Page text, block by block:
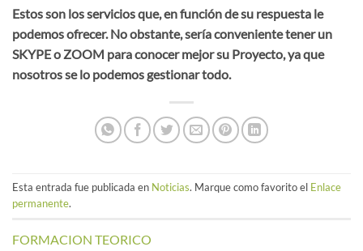
Estos son los servicios que, en función de su respuesta le
podemos ofrecer. No obstante, sería conveniente tener un
SKYPE o ZOOM para conocer mejor su Proyecto, ya que
nosotros se lo podemos gestionar todo.
Esta entrada fue publicada en Noticias. Marque como favorito el Enlace
permanente.
FORMACION TEORICO